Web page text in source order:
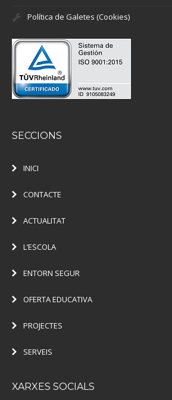
Política de Galetes (Cookies)
SECCIONS
INICI
CONTACTE
ACTUALITAT
L’ESCOLA
ENTORN SEGUR
OFERTA EDUCATIVA
PROJECTES
SERVEIS
XARXES SOCIALS